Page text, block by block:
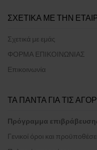
ΣΧΕΤΙΚΑ ΜΕ ΤΗΝ
Σχετικά με εμάς
ΦΟΡΜΑ ΕΠΙΚΟΙΝΩΝΙΑΣ
Επικοινωνία
ΤΑ ΠΑΝΤΑ ΓΙΑ ΤΙΣ
Πρόγραμμα
Γενικοί όροι και